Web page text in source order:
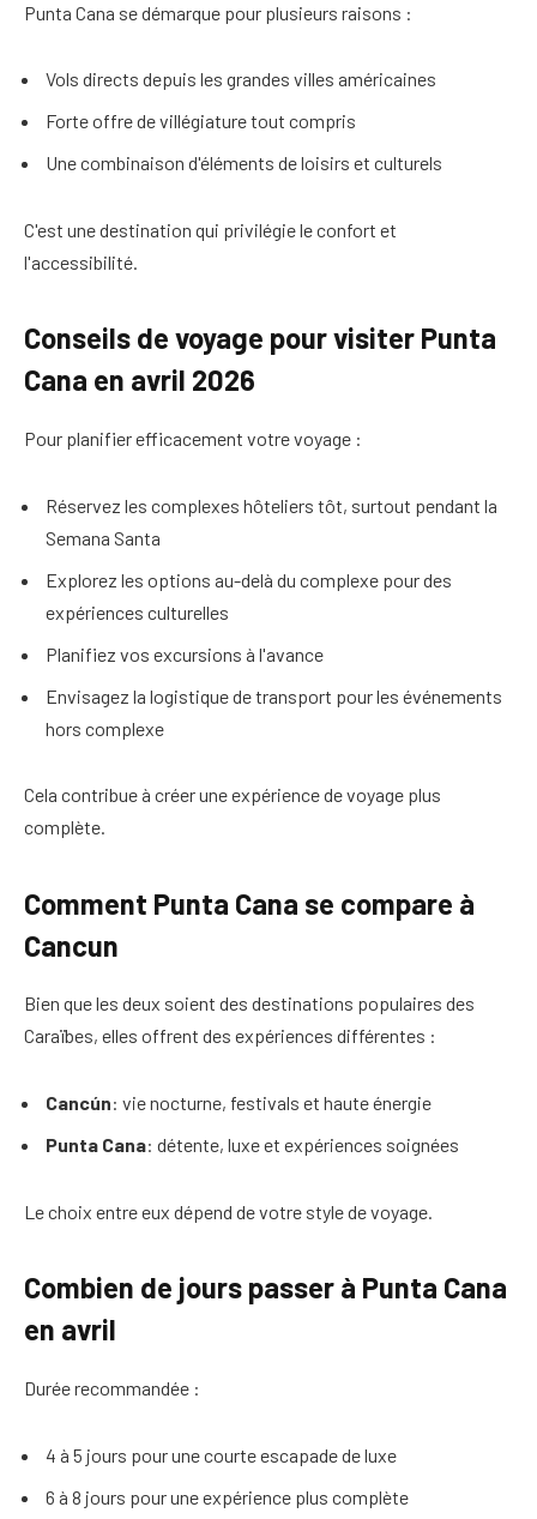
Punta Cana se démarque pour plusieurs raisons :
Vols directs depuis les grandes villes américaines
Forte offre de villégiature tout compris
Une combinaison d'éléments de loisirs et culturels
C'est une destination qui privilégie le confort et
l'accessibilité.
Conseils de voyage pour visiter Punta
Cana en avril 2026
Pour planifier efficacement votre voyage :
Réservez les complexes hôteliers tôt, surtout pendant la
Semana Santa
Explorez les options au-delà du complexe pour des
expériences culturelles
Planifiez vos excursions à l'avance
Envisagez la logistique de transport pour les événements
hors complexe
Cela contribue à créer une expérience de voyage plus
complète.
Comment Punta Cana se compare à
Cancun
Bien que les deux soient des destinations populaires des
Caraïbes, elles offrent des expériences différentes :
Cancún: vie nocturne, festivals et haute énergie
Punta Cana: détente, luxe et expériences soignées
Le choix entre eux dépend de votre style de voyage.
Combien de jours passer à Punta Cana
en avril
Durée recommandée :
4 à 5 jours pour une courte escapade de luxe
6 à 8 jours pour une expérience plus complète